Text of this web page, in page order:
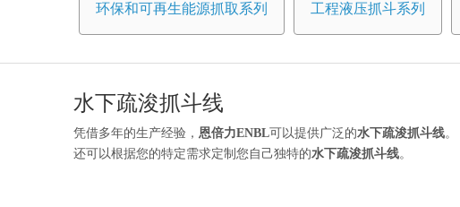
环保和可再生能源抓取系列 工程液压抓斗系列
水下疏浚抓斗线
凭借多年的生产经验， 恩倍力ENBL可以提供广泛的水下疏浚抓斗线。
还可以根据您的特定需求定制您自己独特的水下疏浚抓斗线。